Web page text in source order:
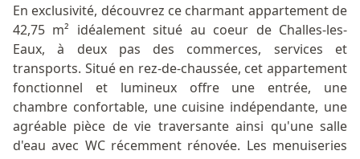
En exclusivité, découvrez ce charmant appartement de
42,75 m² idéalement situé au coeur de Challes-les-
Eaux, à deux pas des commerces, services et
transports. Situé en rez-de-chaussée, cet appartement
fonctionnel et lumineux offre une entrée, une
chambre confortable, une cuisine indépendante, une
agréable pièce de vie traversante ainsi qu'une salle
d'eau avec WC récemment rénovée. Les menuiseries